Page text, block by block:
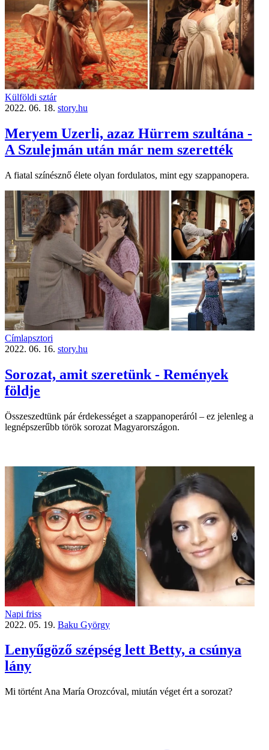
Külföldi sztár
2022. 06. 18. story.hu
Meryem Uzerli, azaz Hürrem szultána -
A Szulejmán után már nem szerették
A fiatal színésznő élete olyan fordulatos, mint egy szappanopera.
Címlapsztori
2022. 06. 16. story.hu
Sorozat, amit szeretünk - Remények
földje
Összeszedtünk pár érdekességet a szappanoperáról – ez jelenleg a
legnépszerűbb török sorozat Magyarországon.
Napi friss
2022. 05. 19. Baku György
Lenyűgöző szépség lett Betty, a csúnya
lány
Mi történt Ana María Orozcóval, miután véget ért a sorozat?